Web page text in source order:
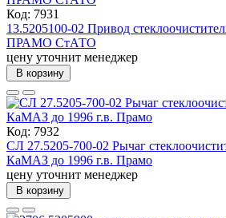
Код: 7931
13.5205100-02 Привод
ПРАМО СтАТО
цену уточнит менеджер
В корзину
Код: 7932
СЛ 27.5205-700-02 Рычаг
КаМАЗ до 1996 г.в. Прамо
цену уточнит менеджер
В корзину